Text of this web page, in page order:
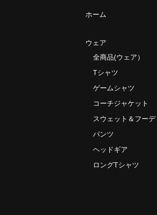
ホーム
ウェア
全商品(ウェア）
Tシャツ
ゲームシャツ
コーチジャケット
スウェット＆フーデ
パンツ
ヘッドギア
ロングTシャツ